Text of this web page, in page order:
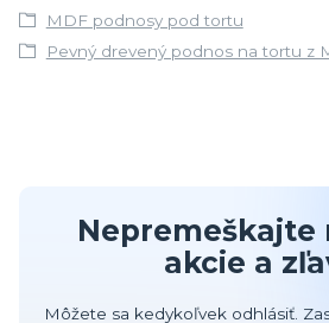
MDF podnosy pod tortu
Pevný drevený podnos na tortu z
Nepremeškajte
akcie a
Môžete sa kedykoľvek odhlásiť.